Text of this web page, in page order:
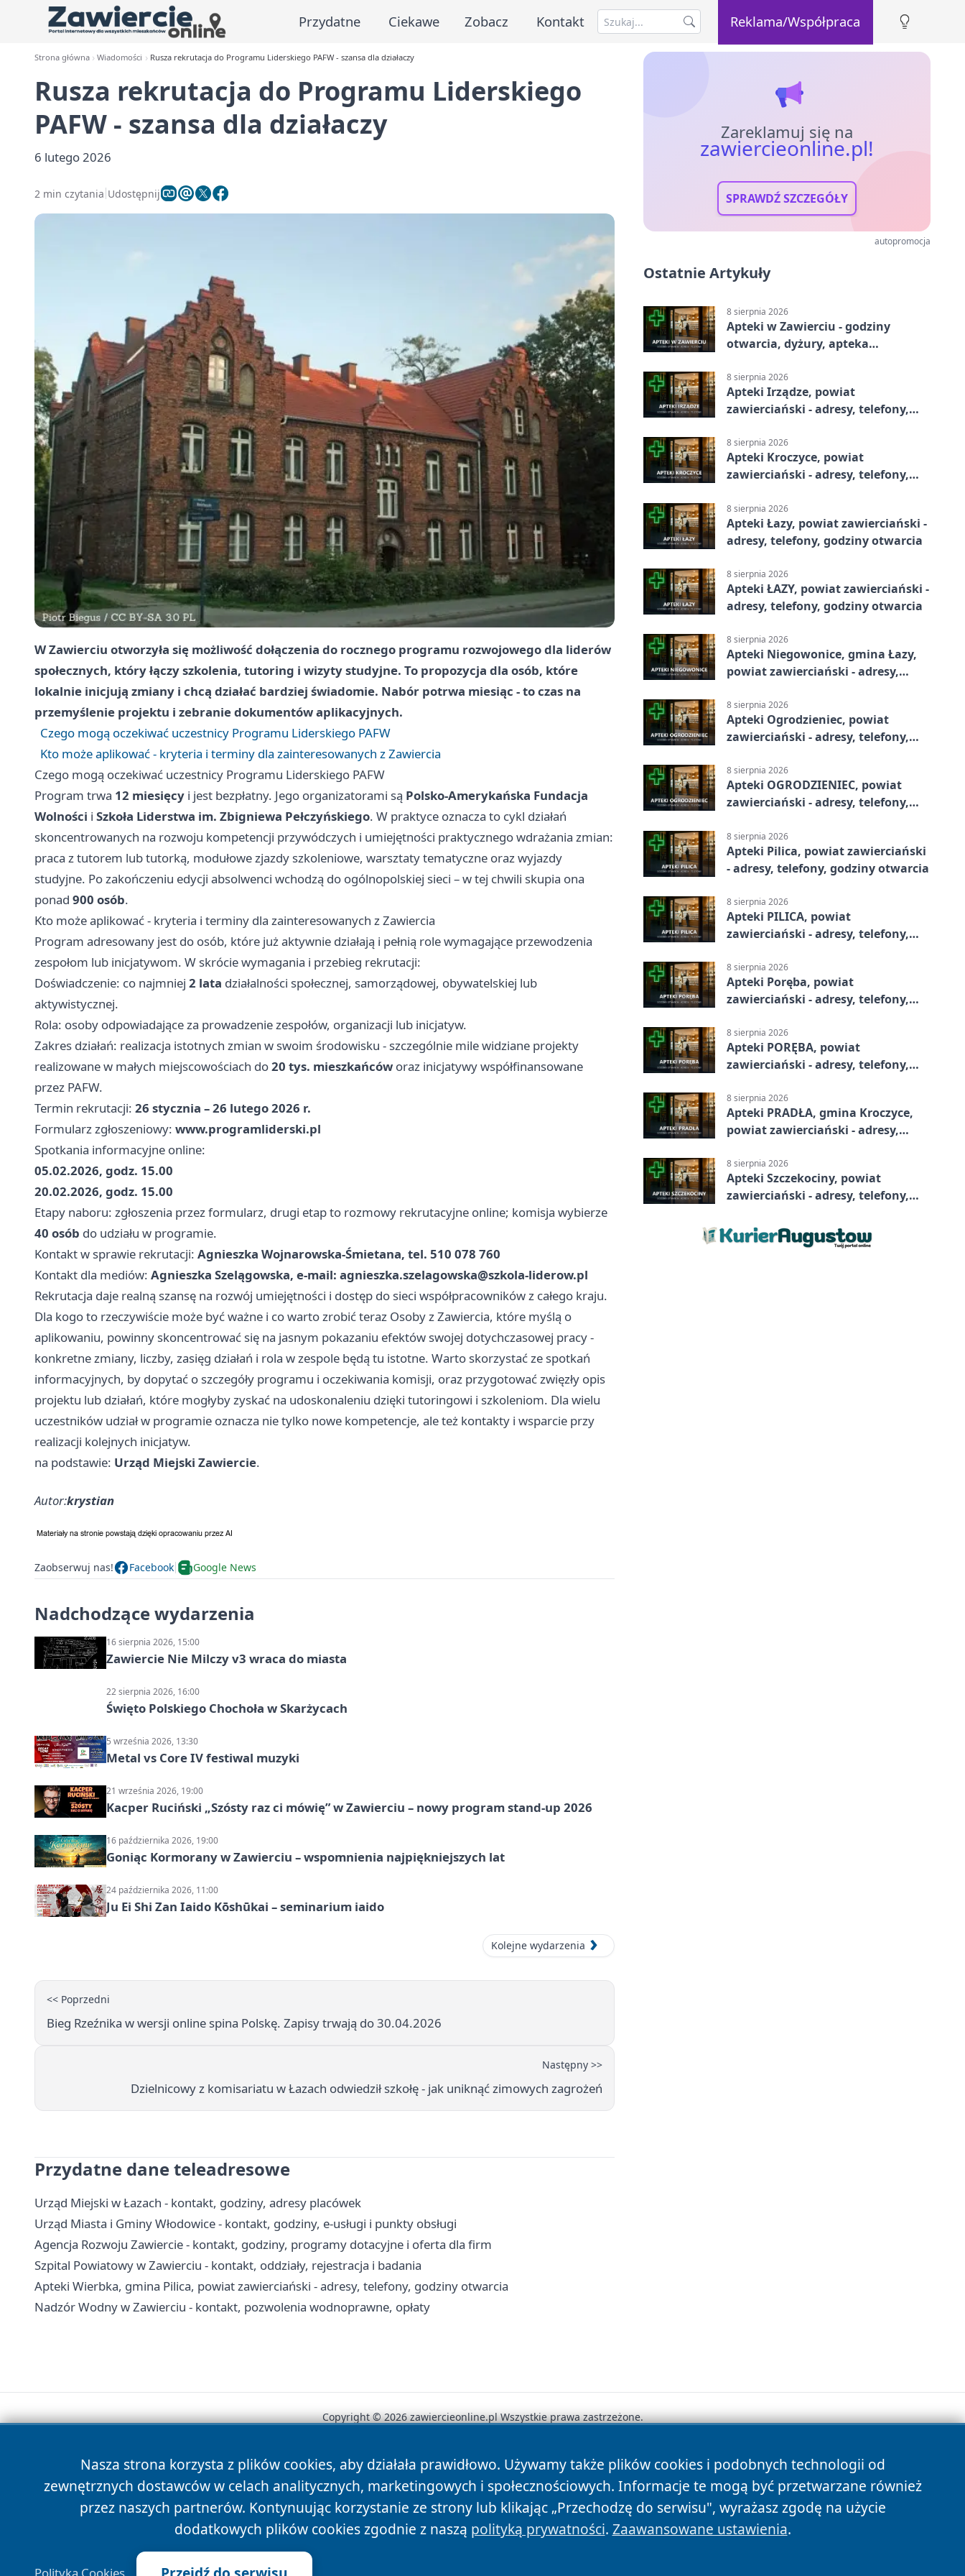
Przydatne Ciekawe Zobacz Kontakt Reklama/Współpraca
Strona główna Wiadomości Rusza rekrutacja do Programu Liderskiego PAFW - szansa dla działaczy
Rusza rekrutacja do Programu Liderskiego
PAFW - szansa dla działaczy
6 lutego 2026
2 min czytania Udostępnij
W Zawierciu otworzyła się możliwość dołączenia do rocznego programu rozwojowego dla liderów
społecznych, który łączy szkolenia, tutoring i wizyty studyjne. To propozycja dla osób, które
lokalnie inicjują zmiany i chcą działać bardziej świadomie. Nabór potrwa miesiąc - to czas na
przemyślenie projektu i zebranie dokumentów aplikacyjnych.
Czego mogą oczekiwać uczestnicy Programu Liderskiego PAFW
Kto może aplikować - kryteria i terminy dla zainteresowanych z Zawiercia
Czego mogą oczekiwać uczestnicy Programu Liderskiego PAFW
Program trwa 12 miesięcy i jest bezpłatny. Jego organizatorami są Polsko-Amerykańska Fundacja
Wolności i Szkoła Liderstwa im. Zbigniewa Pełczyńskiego. W praktyce oznacza to cykl działań
skoncentrowanych na rozwoju kompetencji przywódczych i umiejętności praktycznego wdrażania zmian:
praca z tutorem lub tutorką, modułowe zjazdy szkoleniowe, warsztaty tematyczne oraz wyjazdy
studyjne. Po zakończeniu edycji absolwenci wchodzą do ogólnopolskiej sieci – w tej chwili skupia ona
ponad 900 osób.
Kto może aplikować - kryteria i terminy dla zainteresowanych z Zawiercia
Program adresowany jest do osób, które już aktywnie działają i pełnią role wymagające przewodzenia
zespołom lub inicjatywom. W skrócie wymagania i przebieg rekrutacji:
Doświadczenie: co najmniej 2 lata działalności społecznej, samorządowej, obywatelskiej lub
aktywistycznej.
Rola: osoby odpowiadające za prowadzenie zespołów, organizacji lub inicjatyw.
Zakres działań: realizacja istotnych zmian w swoim środowisku - szczególnie mile widziane projekty
realizowane w małych miejscowościach do20 tys. mieszkańców oraz inicjatywy współfinansowane
przez PAFW.
Termin rekrutacji: 26 stycznia – 26 lutego 2026 r.
Formularz zgłoszeniowy: www.programliderski.pl
Spotkania informacyjne online:
05.02.2026, godz. 15.00
20.02.2026, godz. 15.00
Etapy naboru: zgłoszenia przez formularz, drugi etap to rozmowy rekrutacyjne online; komisja wybierze
40 osób do udziału w programie.
Kontakt w sprawie rekrutacji: Agnieszka Wojnarowska-Śmietana, tel. 510 078 760
Kontakt dla mediów: Agnieszka Szelągowska, e-mail: agnieszka.szelagowska@szkola-liderow.pl
Rekrutacja daje realną szansę na rozwój umiejętności i dostęp do sieci współpracowników z całego kraju.
Dla kogo to rzeczywiście może być ważne i co warto zrobić teraz Osoby z Zawiercia, które myślą o
aplikowaniu, powinny skoncentrować się na jasnym pokazaniu efektów swojej dotychczasowej pracy -
konkretne zmiany, liczby, zasięg działań i rola w zespole będą tu istotne. Warto skorzystać ze spotkań
informacyjnych, by dopytać o szczegóły programu i oczekiwania komisji, oraz przygotować zwięzły opis
projektu lub działań, które mogłyby zyskać na udoskonaleniu dzięki tutoringowi i szkoleniom. Dla wielu
uczestników udział w programie oznacza nie tylko nowe kompetencje, ale też kontakty i wsparcie przy
realizacji kolejnych inicjatyw.
na podstawie: Urząd Miejski Zawiercie.
Autor:krystian
Zaobserwuj nas! Facebook Google News
Nadchodzące wydarzenia
16 sierpnia 2026, 15:00
Zawiercie Nie Milczy v3 wraca do miasta
22 sierpnia 2026, 16:00
Święto Polskiego Chochoła w Skarżycach
5 września 2026, 13:30
Metal vs Core IV festiwal muzyki
21 września 2026, 19:00
Kacper Ruciński „Szósty raz ci mówię” w Zawierciu – nowy program stand-up 2026
16 października 2026, 19:00
Goniąc Kormorany w Zawierciu – wspomnienia najpiękniejszych lat
24 października 2026, 11:00
Ju Ei Shi Zan Iaido Kōshūkai – seminarium iaido
Kolejne wydarzenia
<< Poprzedni
Bieg Rzeźnika w wersji online spina Polskę. Zapisy trwają do 30.04.2026
Następny >>
Dzielnicowy z komisariatu w Łazach odwiedził szkołę - jak uniknąć zimowych zagrożeń
Przydatne dane teleadresowe
Urząd Miejski w Łazach - kontakt, godziny, adresy placówek
Urząd Miasta i Gminy Włodowice - kontakt, godziny, e-usługi i punkty obsługi
Agencja Rozwoju Zawiercie - kontakt, godziny, programy dotacyjne i oferta dla firm
Szpital Powiatowy w Zawierciu - kontakt, oddziały, rejestracja i badania
Apteki Wierbka, gmina Pilica, powiat zawierciański - adresy, telefony, godziny otwarcia
Nadzór Wodny w Zawierciu - kontakt, pozwolenia wodnoprawne, opłaty
Zareklamuj się na
zawiercieonline.pl!
SPRAWDŹ SZCZEGÓŁY
autopromocja
Ostatnie Artykuły
8 sierpnia 2026
Apteki w Zawierciu - godziny
otwarcia, dyżury, apteka
8 sierpnia 2026
Apteki Irządze, powiat
zawierciański - adresy, telefony,
8 sierpnia 2026
Apteki Kroczyce, powiat
zawierciański - adresy, telefony,
8 sierpnia 2026
Apteki Łazy, powiat zawierciański -
adresy, telefony, godziny otwarcia
8 sierpnia 2026
Apteki ŁAZY, powiat zawierciański -
adresy, telefony, godziny otwarcia
8 sierpnia 2026
Apteki Niegowonice, gmina Łazy,
powiat zawierciański - adresy,
8 sierpnia 2026
Apteki Ogrodzieniec, powiat
zawierciański - adresy, telefony,
8 sierpnia 2026
Apteki OGRODZIENIEC, powiat
zawierciański - adresy, telefony,
8 sierpnia 2026
Apteki Pilica, powiat zawierciański
- adresy, telefony, godziny otwarcia
8 sierpnia 2026
Apteki PILICA, powiat
zawierciański - adresy, telefony,
8 sierpnia 2026
Apteki Poręba, powiat
zawierciański - adresy, telefony,
8 sierpnia 2026
Apteki PORĘBA, powiat
zawierciański - adresy, telefony,
8 sierpnia 2026
Apteki PRADŁA, gmina Kroczyce,
powiat zawierciański - adresy,
8 sierpnia 2026
Apteki Szczekociny, powiat
zawierciański - adresy, telefony,
Nasza strona korzysta z plików cookies, aby działała prawidłowo. Używamy także plików cookies i podobnych technologii od
zewnętrznych dostawców w celach analitycznych, marketingowych i społecznościowych. Informacje te mogą być przetwarzane również
przez naszych partnerów. Kontynuując korzystanie ze strony lub klikając „Przechodzę do serwisu", wyrażasz zgodę na użycie
dodatkowych plików cookies zgodnie z naszą polityką prywatności. Zaawansowane ustawienia.
Polityka Cookies
Copyright © 2026 zawiercieonline.pl Wszystkie prawa zastrzeżone.
News Autorzy Polityka Prywatności Polityka Cookies